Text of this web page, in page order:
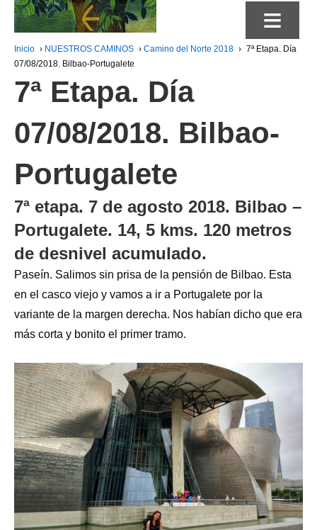
≡
Inicio › NUESTROS CAMINOS › Camino del Norte 2018 › 7ª Etapa. Día
07/08/2018. Bilbao-Portugalete
7ª Etapa. Día
07/08/2018. Bilbao-
Portugalete
7ª etapa. 7 de agosto 2018. Bilbao –
Portugalete. 14, 5 kms. 120 metros
de desnivel acumulado.
Paseín. Salimos sin prisa de la pensión de Bilbao. Esta
en el casco viejo y vamos a ir a Portugalete por la
variante de la margen derecha. Nos habían dicho que era
más corta y bonito el primer tramo.